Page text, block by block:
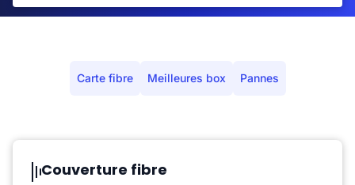
Carte fibre Meilleures box Pannes
Couverture fibre